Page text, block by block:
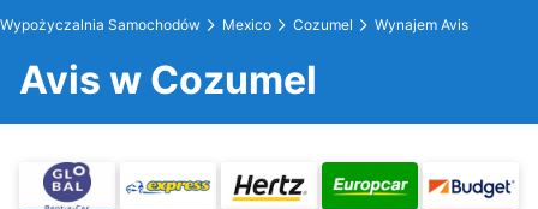
Wypożyczalnia Samochodów Mexico Cozumel Wynajem Avis
Avis w Cozumel